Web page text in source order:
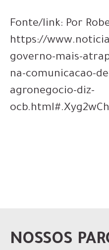
Fonte/link: Por
https://
governo-mais-
na-comunicacao-
agronegocio-diz-
NOSSOS